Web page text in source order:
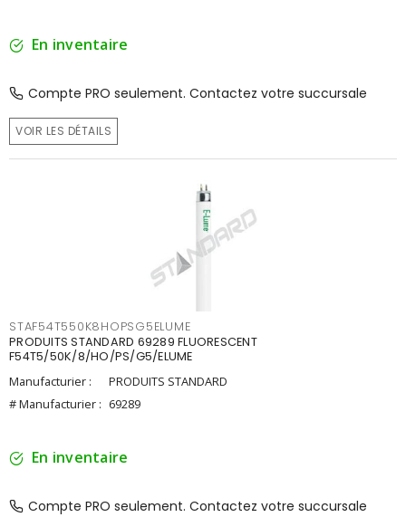
En inventaire
Compte PRO seulement. Contactez votre succursale
VOIR LES DÉTAILS
STAF54T550K8HOPSG5ELUME
PRODUITS STANDARD 69289 FLUORESCENT
F54T5/50K/8/HO/PS/G5/ELUME
Manufacturier :
PRODUITS STANDARD
# Manufacturier : 69289
En inventaire
Compte PRO seulement. Contactez votre succursale